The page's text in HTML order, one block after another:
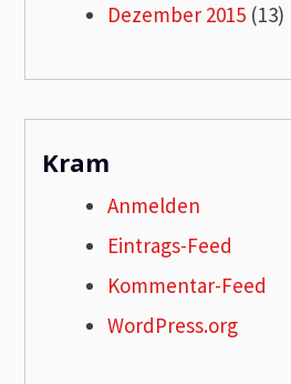
Dezember 2015 (13)
Kram
Anmelden
Eintrags-Feed
Kommentar-Feed
WordPress.org